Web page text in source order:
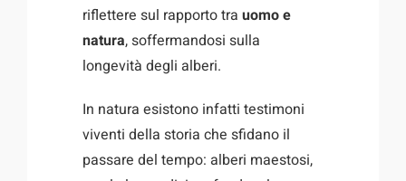
riflettere sul rapporto trauomo e
natura, soffermandosi sulla
longevità degli alberi.
In natura esistono infatti testimoni
viventi della storia che sfidano il
passare del tempo: alberi maestosi,